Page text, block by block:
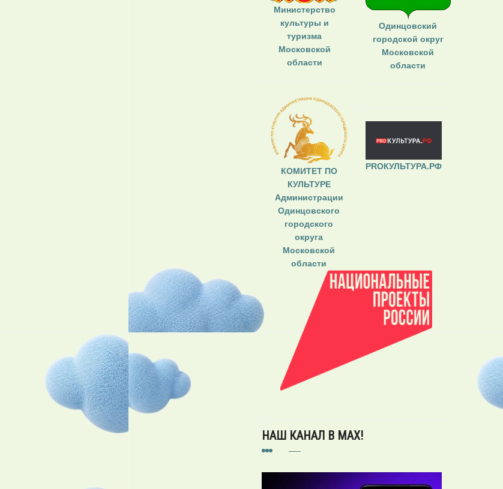
Министерство
культуры и
туризма
Московской
области
Одинцовский
городской округ
Московской
области
КОМИТЕТ ПО
КУЛЬТУРЕ
Администрации
Одинцовского
городского
округа
Московской
области
PROКУЛЬТУРА.РФ
НАШ КАНАЛ В MAX!